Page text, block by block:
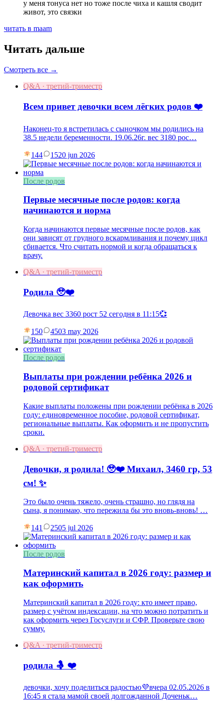
у меня тонуса нет но тоже после чиха и кашля сводит
живот, это связки
читать в maam
Читать дальше
Смотреть все →
Q&A · третий-триместр
Всем привет девочки всем лёгких родов ❤️
Наконец-то я встретилась с сыночком мы родились на
38.5 недели беременности. 19.06.26г. вес 3180 рос…
144 1520 jun 2026
После родов
Первые месячные после родов: когда
начинаются и норма
Когда начинаются первые месячные после родов, как
они зависят от грудного вскармливания и почему цикл
сбивается. Что считать нормой и когда обращаться к
врачу.
Q&A · третий-триместр
Родила 🥹❤️
Девочка вес 3360 рост 52 сегодня в 11:15💞
150 4503 may 2026
После родов
Выплаты при рождении ребёнка 2026 и
родовой сертификат
Какие выплаты положены при рождении ребёнка в 2026
году: единовременное пособие, родовой сертификат,
региональные выплаты. Как оформить и не пропустить
сроки.
Q&A · третий-триместр
Девочки, я родила! 🥹❤️ Михаил, 3460 гр, 53
см! ✨
Это было очень тяжело, очень страшно, но глядя на
сына, я понимаю, что пережила бы это вновь-вновь! …
141 2505 jul 2026
После родов
Материнский капитал в 2026 году: размер и
как оформить
Материнский капитал в 2026 году: кто имеет право,
размер с учётом индексации, на что можно потратить и
как оформить через Госуслуги и СФР. Проверьте свою
сумму.
Q&A · третий-триместр
родила 🤱 ❤️
девочки, хочу поделиться радостью💜вчера 02.05.2026 в
16:45 я стала мамой своей долгожданной Доченьк…